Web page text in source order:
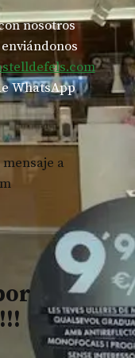
nosotros
WhatsApp
a